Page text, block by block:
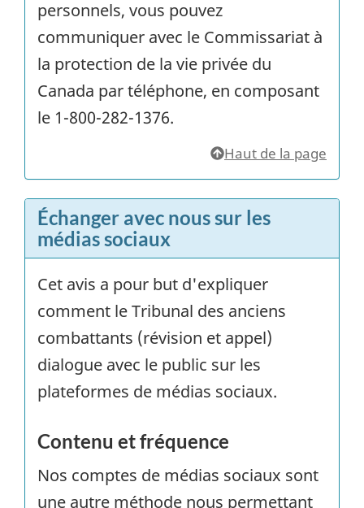
personnels, vous pouvez
communiquer avec le Commissariat à
la protection de la vie privée du
Canada par téléphone, en composant
le 1-800-282-1376.
Haut de la page
Échanger avec nous sur les
médias sociaux
Cet avis a pour but d'expliquer
comment le Tribunal des anciens
combattants (révision et appel)
dialogue avec le public sur les
plateformes de médias sociaux.
Contenu et fréquence
Nos comptes de médias sociaux sont
une autre méthode nous permettant